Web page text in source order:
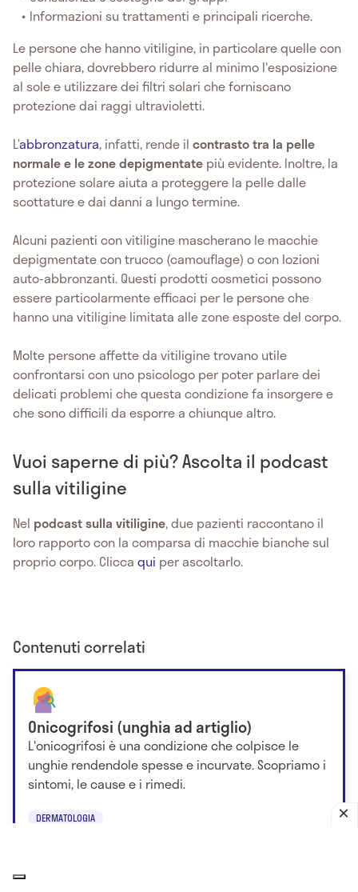
Informazioni su trattamenti e principali ricerche.
Le persone che hanno vitiligine, in particolare quelle con
pelle chiara, dovrebbero ridurre al minimo l'esposizione
al sole e utilizzare dei filtri solari che forniscano
protezione dai raggi ultravioletti.
L’abbronzatura, infatti, rende il contrasto tra la pelle
normale e le zone depigmentate più evidente. Inoltre, la
protezione solare aiuta a proteggere la pelle dalle
scottature e dai danni a lungo termine.
Alcuni pazienti con vitiligine mascherano le macchie
depigmentate con trucco (camouflage) o con lozioni
auto-abbronzanti. Questi prodotti cosmetici possono
essere particolarmente efficaci per le persone che
hanno una vitiligine limitata alle zone esposte del corpo.
Molte persone affette da vitiligine trovano utile
confrontarsi con uno psicologo per poter parlare dei
delicati problemi che questa condizione fa insorgere e
che sono difficili da esporre a chiunque altro.
Vuoi saperne di più? Ascolta il podcast
sulla vitiligine
Nel podcast sulla vitiligine, due pazienti raccontano il
loro rapporto con la comparsa di macchie bianche sul
proprio corpo. Clicca qui per ascoltarlo.
Contenuti correlati
Onicogrifosi (unghia ad artiglio)
L'onicogrifosi è una condizione che colpisce le
unghie rendendole spesse e incurvate. Scopriamo i
sintomi, le cause e i rimedi.
DERMATOLOGIA